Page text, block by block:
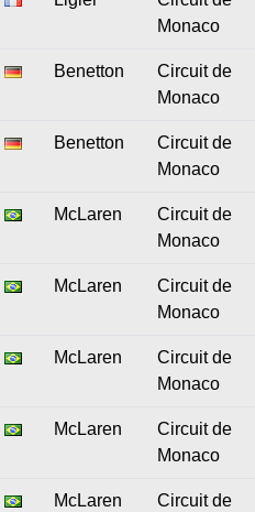
Monaco
Benetton
Circuit de
Monaco
Benetton
Circuit de
Monaco
McLaren
Circuit de
Monaco
McLaren
Circuit de
Monaco
McLaren
Circuit de
Monaco
McLaren
Circuit de
Monaco
McLaren
Circuit de